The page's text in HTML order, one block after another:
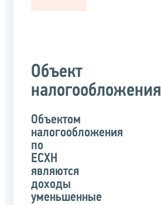
Объект
налогообложения
Объектом
налогообложения
по
ЕСХН
являются
доходы
уменьшенные